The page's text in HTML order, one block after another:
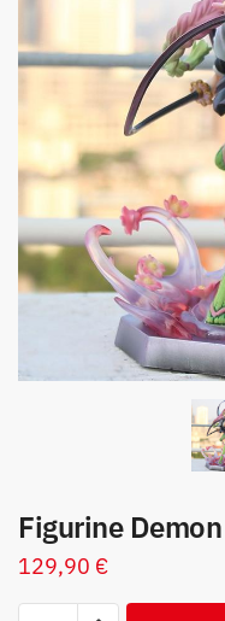
Figurine
129,90 €